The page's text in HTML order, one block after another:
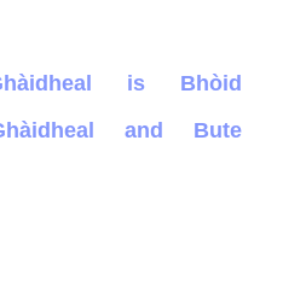
is Bhòid
and Bute